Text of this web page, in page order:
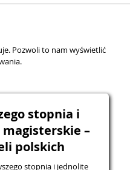
Pozwoli to nam wyświetlić
stopnia i
–
polskich
stopnia i jednolite